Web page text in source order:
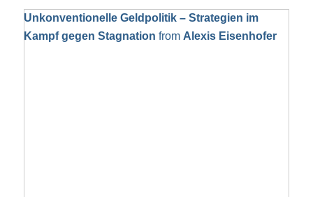
Unkonventionelle Geldpolitik – Strategien im
Kampf gegen Stagnation from Alexis Eisenhofer